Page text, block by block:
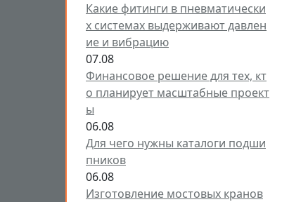
Какие фитинги в пневматически
х системах выдерживают давлен
ие и вибрацию
07.08
Финансовое решение для тех, кт
о планирует масштабные проект
ы
06.08
Для чего нужны каталоги подши
пников
06.08
Изготовление мостовых кранов